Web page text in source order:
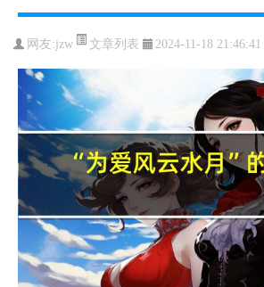
网友:jzw 文章列表 2024-11-18 21:46:41